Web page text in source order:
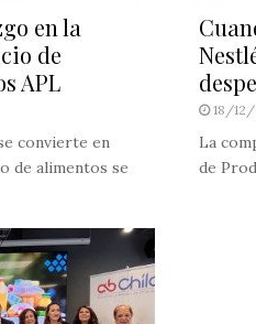
en la
de
APL
convierte en
de alimentos se
18/
La
de